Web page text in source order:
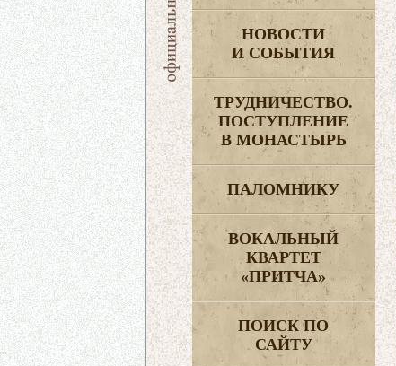
НОВОСТИ
И СОБЫТИЯ
ТРУДНИЧЕСТВО.
ПОСТУПЛЕНИЕ
В МОНАСТЫРЬ
ПАЛОМНИКУ
ВОКАЛЬНЫЙ
КВАРТЕТ
«ПРИТЧА»
ПОИСК ПО
САЙТУ